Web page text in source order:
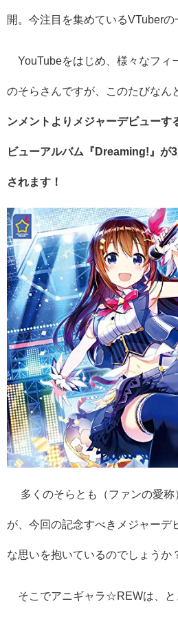
開。今注目を集めているVTuberの
YouTubeをはじめ、様々なフィ
のそらさんですが、このたびなん
ンメントよりメジャーデビューす
ビューアルバム『Dreaming! 』が3
されます！
多くのそらとも（ファンの愛称
が、今回の記念すべきメジャーデ
な思いを抱いているのでしょうか
そこでアニギャラ☆REWは、